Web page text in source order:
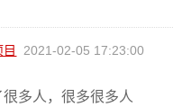
2021-02-05 17:23:00
多人，很多很多人